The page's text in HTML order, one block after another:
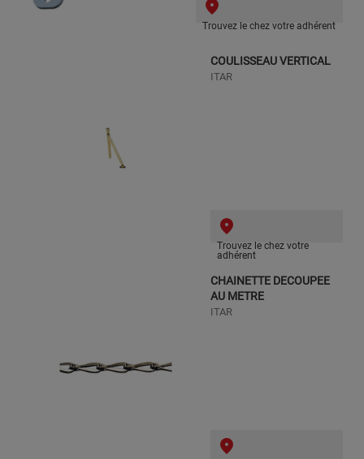
Trouvez le chez votre adhérent
COULISSEAU VERTICAL
ITAR
Trouvez le chez votre
adhérent
CHAINETTE DECOUPEE
AU METRE
ITAR